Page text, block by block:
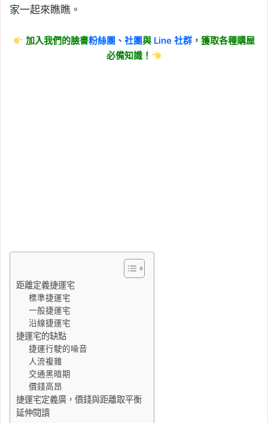
家一起來瞧瞧。
加入我們的臉書粉絲團、社團與 Line社群 ，獲取各種購屋
必備知識！
距離定義捷運宅
標準捷運宅
一般捷運宅
沿線捷運宅
捷運宅的缺點
捷運行駛的噪音
人流複雜
交通黑暗期
價錢高昂
捷運宅定義廣，價錢與距離取平衡
延伸閱讀